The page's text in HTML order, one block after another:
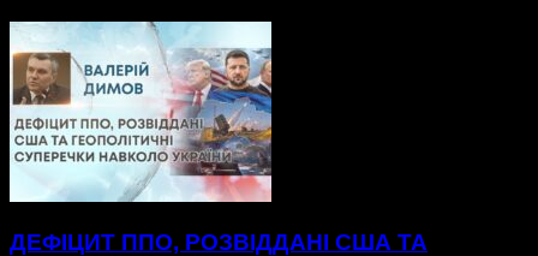
ДЕФІЦИТ ППО, РОЗВІДДАНІ США ТА